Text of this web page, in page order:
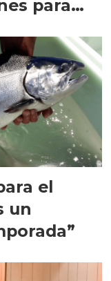
para
el
un